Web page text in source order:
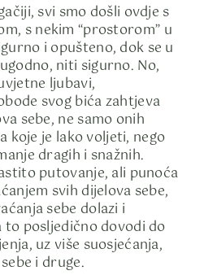
svi smo došli ovdje s
s nekim “prostorom” u
i opušteno, dok se u
niti sigurno. No,
ljubavi,
svog bića zahtjeva
sebe, ne samo onih
koje je lako voljeti, nego
dragih i snažnih.
putovanje, ali punoća
svih dijelova sebe,
sebe dolazi i
posljedično dovodi do
uz više suosjećanja,
i druge.